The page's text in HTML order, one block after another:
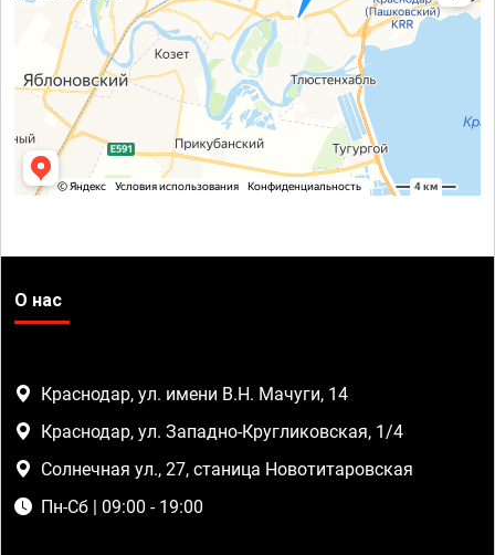
О нас
Краснодар, ул. имени В.Н. Мачуги, 14
Краснодар, ул. Западно-Кругликовская, 1/4
Солнечная ул., 27, станица Новотитаровская
Пн-Сб | 09:00 - 19:00